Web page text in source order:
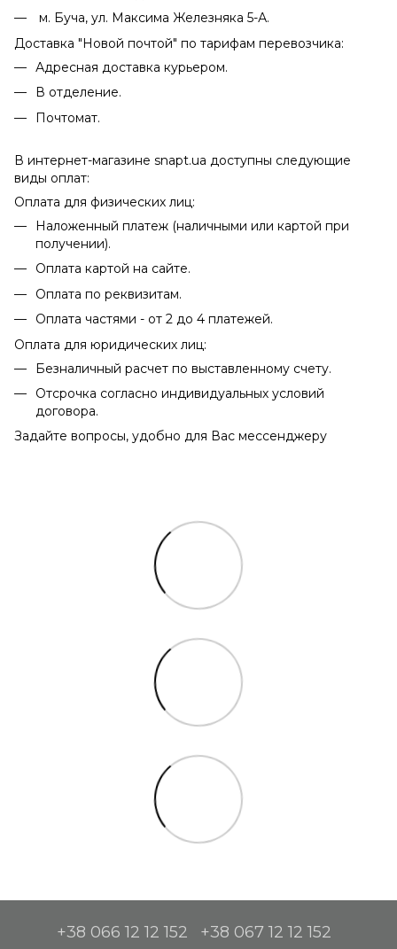
м. Буча, ул. Максима Железняка 5-А.
Доставка "Новой почтой" по тарифам перевозчика:
Адресная доставка курьером.
В отделение.
Почтомат.
В интернет-магазине snapt.ua доступны следующие
виды оплат:
Оплата для физических лиц:
Наложенный платеж (наличными или картой при
получении).
Оплата картой на сайте.
Оплата по реквизитам.
Оплата частями - от 2 до 4 платежей.
Оплата для юридических лиц:
Безналичный расчет по выставленному счету.
Отсрочка согласно индивидуальных условий
договора.
Задайте вопросы, удобно для Вас мессенджеру
+38 066 12 12 152 +38 067 12 12 152